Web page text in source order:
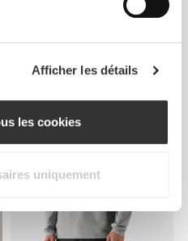
Afficher les détails
les cookies
uniquement
T-Shirt Oversized Army